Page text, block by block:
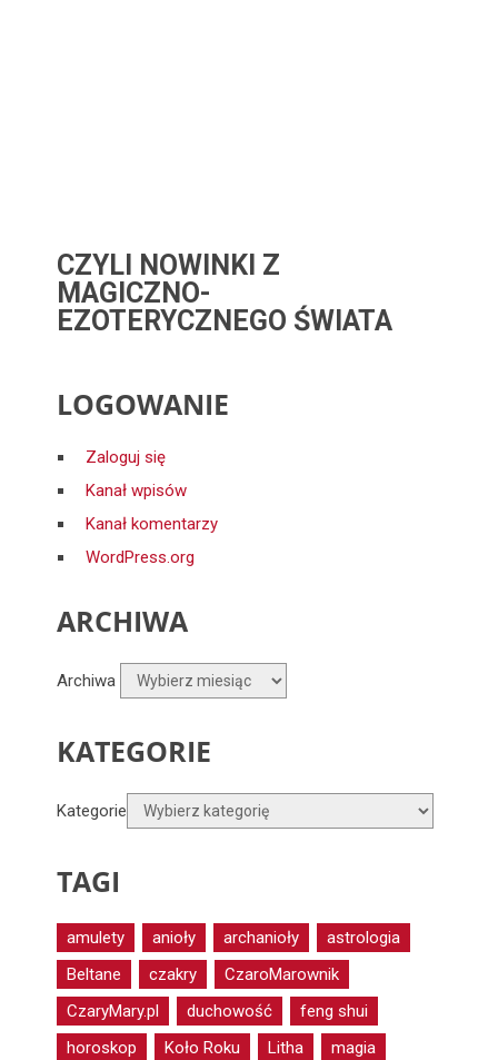
CZYLI NOWINKI Z
MAGICZNO-
EZOTERYCZNEGO ŚWIATA
LOGOWANIE
Zaloguj się
Kanał wpisów
Kanał komentarzy
WordPress.org
ARCHIWA
Archiwa
KATEGORIE
Kategorie
TAGI
amulety anioły archanioły
astrologia
Beltane
czakry
CzaroMarownik
CzaryMary.pl
duchowość
feng shui
horoskop
Koło Roku Litha
magia